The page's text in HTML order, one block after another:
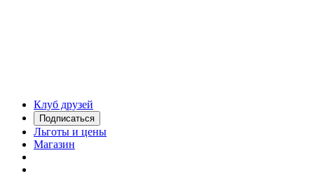
Клуб друзей
Подписаться
Льготы и цены
Магазин